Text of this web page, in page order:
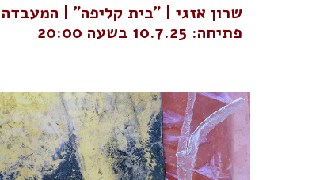
שרון אזגי | "בית קליפה" |
פתיחה: 10.7.25 בשעה 20:00